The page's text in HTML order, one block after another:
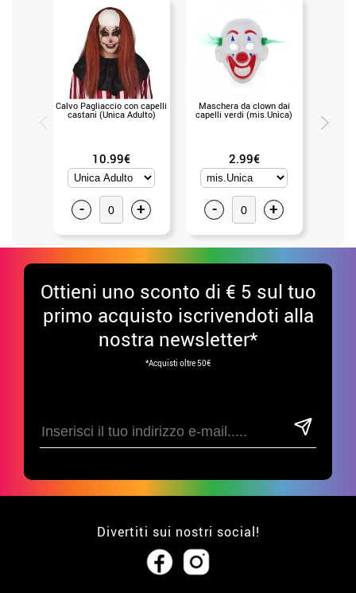
Calvo Pagliaccio con capelli
castani (Unica Adulto)
10.99€
- +
Maschera da clown dai
capelli verdi (mis.Unica)
2.99€
- +
senza
Ottieni uno sconto di € 5 sul tuo
primo acquisto iscrivendoti alla
nostra newsletter*
*Acquisti oltre 50€
Divertiti sui nostri social!